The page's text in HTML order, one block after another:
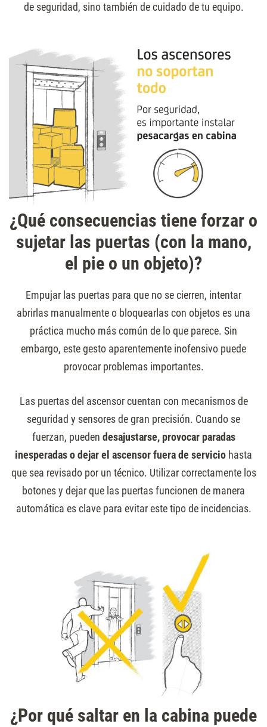
de seguridad, sino también de cuidado de tu equipo.
¿Qué consecuencias tiene forzar o
sujetar las puertas (con la mano,
el pie o un objeto)?
Empujar las puertas para que no se cierren, intentar
abrirlas manualmente o bloquearlas con objetos es una
práctica mucho más común de lo que parece. Sin
embargo, este gesto aparentemente inofensivo puede
provocar problemas importantes.
Las puertas del ascensor cuentan con mecanismos de
seguridad y sensores de gran precisión. Cuando se
fuerzan, pueden desajustarse, provocar paradas
inesperadas o dejar el ascensor fuera de servicio hasta
que sea revisado por un técnico. Utilizar correctamente los
botones y dejar que las puertas funcionen de manera
automática es clave para evitar este tipo de incidencias.
¿Por qué saltar en la cabina puede